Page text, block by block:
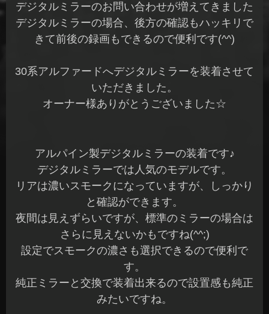
デジタルミラーのお問い合わせが増えてきました
デジタルミラーの場合、後方の確認もハッキリで
きて前後の録画もできるので便利です(^^)
30系アルファードへデジタルミラーを装着させて
いただきました。
オーナー様ありがとうございました☆
アルパイン製デジタルミラーの装着です♪
デジタルミラーでは人気のモデルです。
リアは濃いスモークになっていますが、しっかり
と確認ができます。
夜間は見えずらいですが、標準のミラーの場合は
さらに見えないかもですね(^^;)
設定でスモークの濃さも選択できるので便利で
す。
純正ミラーと交換で装着出来るので設置感も純正
みたいですね。